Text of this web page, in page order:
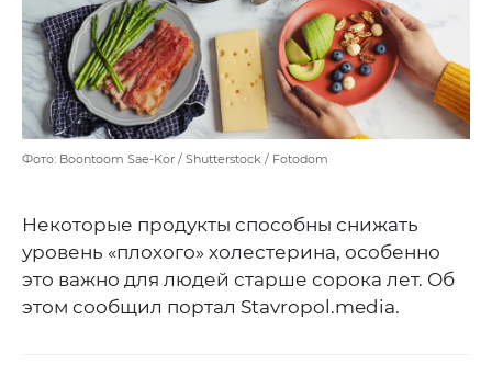
Фото: Boontoom Sae-Kor / Shutterstock / Fotodom
Некоторые продукты способны снижать
уровень «плохого» холестерина, особенно
это важно для людей старше сорока лет. Об
этом сообщил портал Stavropol.media.